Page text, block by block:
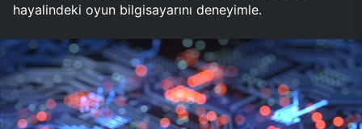
hayalindeki oyun bilgisayarını deneyimle.